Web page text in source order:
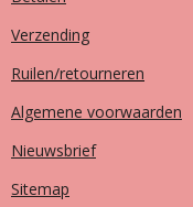
Verzending
Ruilen/retourneren
Algemene voorwaarden
Nieuwsbrief
Sitemap